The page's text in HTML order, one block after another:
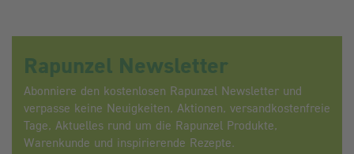
Rapunzel Newsletter
Abonniere den kostenlosen Rapunzel Newsletter und
verpasse keine Neuigkeiten, Aktionen, versandkostenfreie
Tage, Aktuelles rund um die Rapunzel Produkte,
Warenkunde und inspirierende Rezepte.